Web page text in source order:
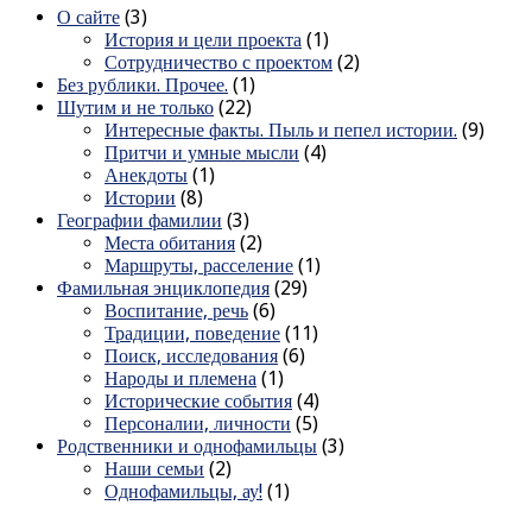
О сайте (3)
История и цели проекта (1)
Сотрудничество с проектом (2)
Без рублики. Прочее. (1)
Шутим и не только (22)
Интересные факты. Пыль и пепел истории. (9)
Притчи и умные мысли (4)
Анекдоты (1)
Истории (8)
Географии фамилии (3)
Места обитания (2)
Маршруты, расселение (1)
Фамильная энциклопедия (29)
Воспитание, речь (6)
Традиции, поведение (11)
Поиск, исследования (6)
Народы и племена (1)
Исторические события (4)
Персоналии, личности (5)
Родственники и однофамильцы (3)
Наши семьи (2)
Однофамильцы, ау! (1)